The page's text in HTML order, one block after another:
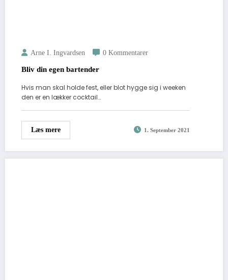
Arne I. Ingvardsen 0 Kommentarer
Bliv din egen bartender
Hvis man skal holde fest, eller blot hygge sig i weeken
den er en lækker cocktail…
Læs mere 1. September 2021